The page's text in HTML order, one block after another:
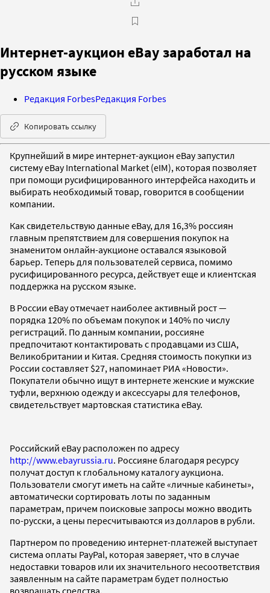
Интернет-аукцион eBay заработал на
русском языке
Редакция ForbesРедакция Forbes
Копировать ссылку
Крупнейший в мире интернет-аукцион eBay запустил
систему eBay International Market (eIM), которая позволяет
при помощи русифицированного интерфейса находить и
выбирать необходимый товар, говорится в сообщении
компании.
Как свидетельствую данные eBay, для 16,3% россиян
главным препятствием для совершения покупок на
знаменитом онлайн-аукционе оставался языковой
барьер. Теперь для пользователей сервиса, помимо
русифицированного ресурса, действует еще и клиентская
поддержка на русском языке.
В России eBay отмечает наиболее активный рост —
порядка 120% по объемам покупок и 140% по числу
регистраций. По данным компании, россияне
предпочитают контактировать с продавцами из США,
Великобритании и Китая. Средняя стоимость покупки из
России составляет $27, напоминает РИА «Новости».
Покупатели обычно ищут в интернете женские и мужские
туфли, верхнюю одежду и аксессуары для телефонов,
свидетельствует мартовская статистика eBay.
Российский eBay расположен по адресу
http://www.ebayrussia.ru. Россияне благодаря ресурсу
получат доступ к глобальному каталогу аукциона.
Пользователи смогут иметь на сайте «личные кабинеты»,
автоматически сортировать лоты по заданным
параметрам, причем поисковые запросы можно вводить
по-русски, а цены пересчитываются из долларов в рубли.
Партнером по проведению интернет-платежей выступает
система оплаты PayPal, которая заверяет, что в случае
недоставки товаров или их значительного несоответствия
заявленным на сайте параметрам будет полностью
возвращать средства.